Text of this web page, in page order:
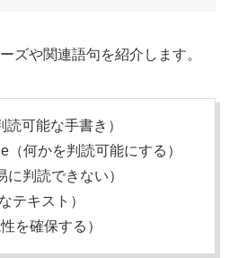
ズや関連語句を紹介します。
可能な手書き）
（何かを判読可能にする）
に判読できない）
テキスト）
を確保する）